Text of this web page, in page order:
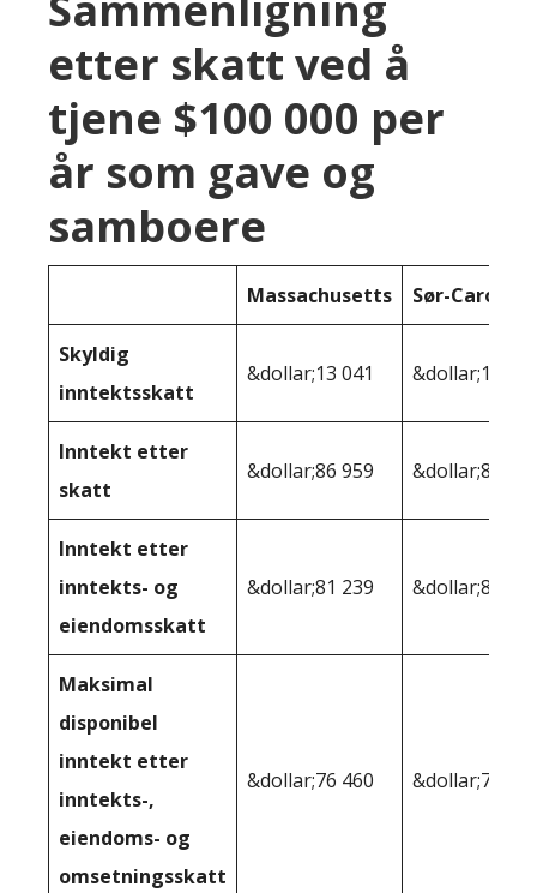
etter skatt ved å
tjene $100 000 per
år som gave og
samboere
Massachusetts Sør-Carolina
Skyldig
inntektsskatt
&dollar;13 041
Inntekt etter
skatt
&dollar;86 959
Inntekt etter
inntekts- og
eiendomsskatt
&dollar;81 239 &dollar;85
Maksimal
disponibel
inntekt etter
inntekts-,
eiendoms- og
omsetningsskatt
&dollar;76 460 &dollar;79